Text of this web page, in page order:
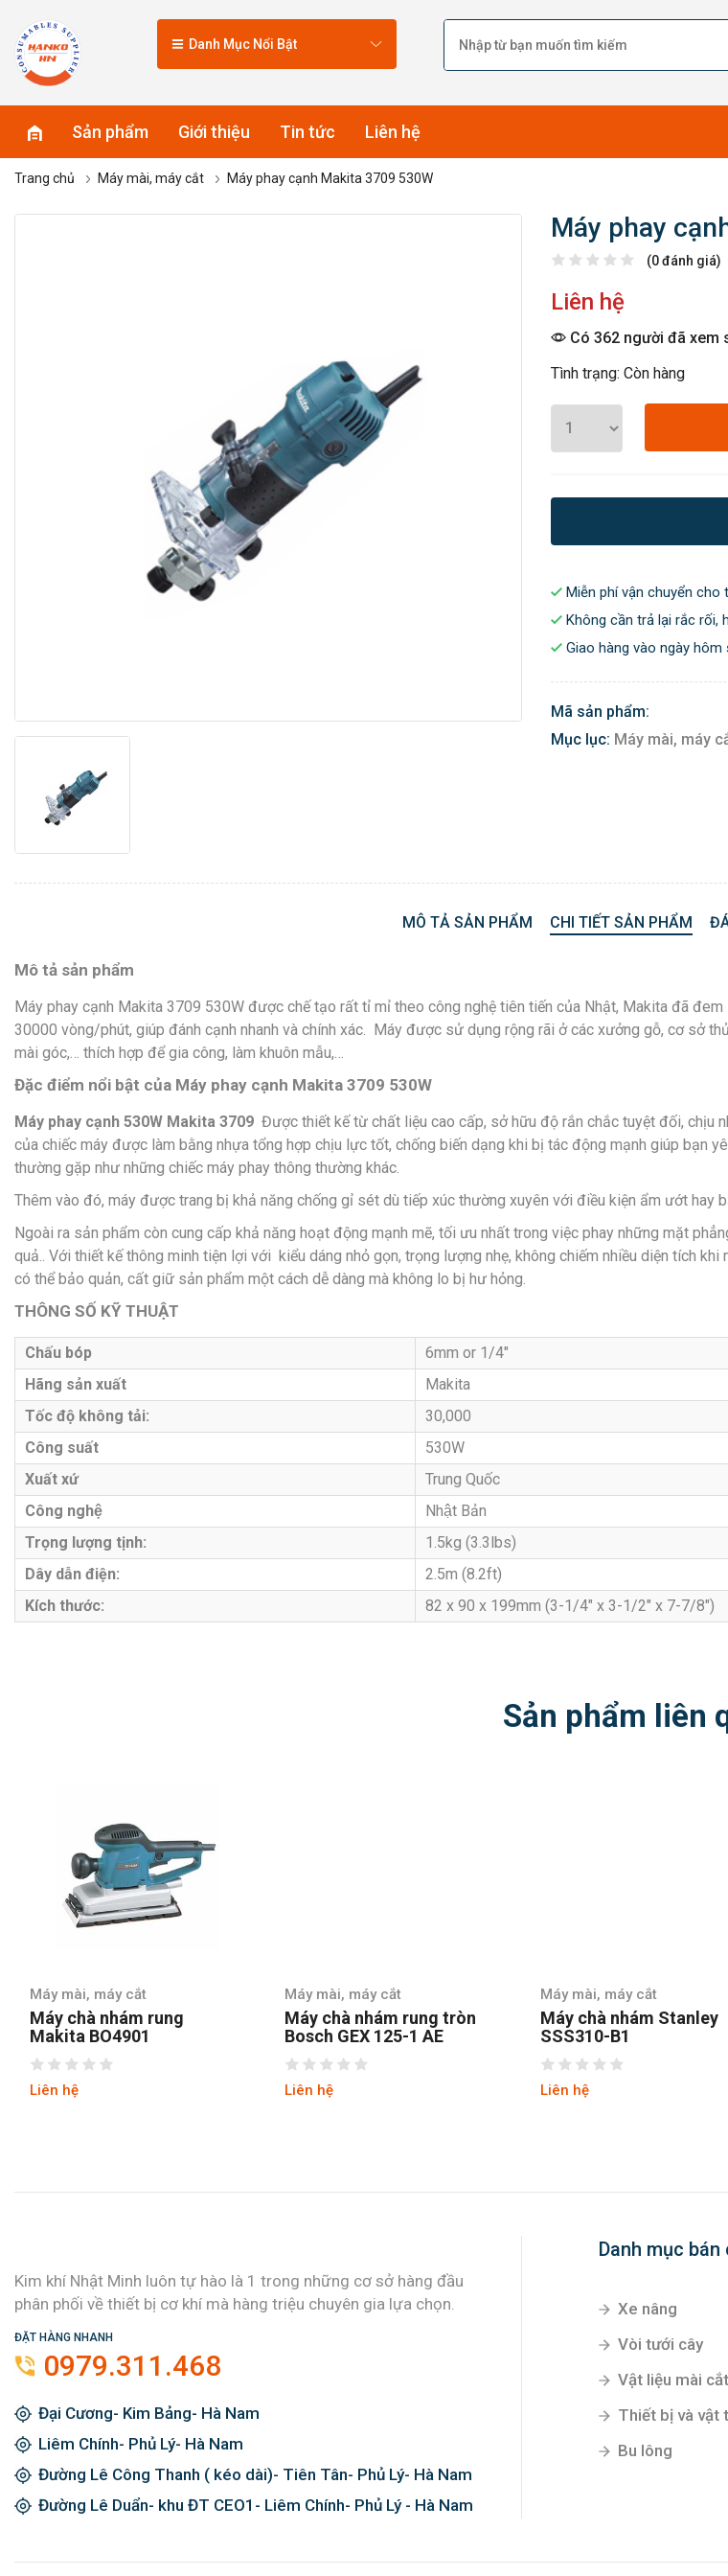
Danh Mục Nổi Bật
Sản phẩm Giới thiệu Tin tức Liên hệ
Trang chủ Máy mài, máy cắt Máy phay cạnh Makita 3709 530W
Máy phay
(0 đánh giá)
Liên hệ
Có 362 người đã xem
Tình trạng: Còn hàng
Miễn phí vận chuyển cho
Không cần trả lại rắc rối,
Giao hàng vào ngày
Mã sản phẩm:
Mục lục: Máy mài, máy
MÔ TẢ SẢN PHẨM CHI TIẾT SẢN PHẨM
Mô tả sản phẩm
Máy phay cạnh Makita 3709 530W được chế tạo rất tỉ mỉ theo công nghệ tiên tiến của Nhật, Makita đã
30000 vòng/phút, giúp đánh cạnh nhanh và chính xác. Máy được sử dụng rộng rãi ở các xưởng gỗ, cơ sở
mài góc,… thích hợp để gia công, làm khuôn mẫu,…
Đặc điểm nổi bật của Máy phay cạnh Makita 3709 530W
Máy phay cạnh 530W Makita 3709 Được thiết kế từ chất liệu cao cấp, sở hữu độ rắn chắc tuyệt đối, chịu
của chiếc máy được làm bằng nhựa tổng hợp chịu lực tốt, chống biến dạng khi bị tác động mạnh giúp bạn
thường gặp như những chiếc máy phay thông thường khác.
Thêm vào đó, máy được trang bị khả năng chống gỉ sét dù tiếp xúc thường xuyên với điều kiện ẩm ướt
Ngoài ra sản phẩm còn cung cấp khả năng hoạt động mạnh mẽ, tối ưu nhất trong việc phay những mặt
quả.. Với thiết kế thông minh tiện lợi với kiểu dáng nhỏ gọn, trọng lượng nhẹ, không chiếm nhiều diện tích
có thể bảo quản, cất giữ sản phẩm một cách dễ dàng mà không lo bị hư hỏng.
THÔNG SỐ KỸ THUẬT
Chấu bóp
6mm or 1/4″
Hãng sản xuất
Makita
Tốc độ không tải:
30,000
Công suất
530W
Xuất xứ
Trung Quốc
Công nghệ
Nhật Bản
Trọng lượng tịnh:
1.5kg (3.3lbs)
Dây dẫn điện:
2.5m (8.2ft)
Kích thước:
82 x 90 x 199mm (3-1/4″ x 3-1/2″ x 7-7/8″)
Sản phẩm liên
Máy mài, máy cắt
Máy chà nhám rung
Makita BO4901
Liên hệ
Máy mài, máy cắt
Máy chà nhám rung tròn
Bosch GEX 125-1 AE
Liên hệ
Máy mài, máy cắt
Máy chà nhám Stanley
SSS310-B1
Liên hệ
Kim khí Nhật Minh luôn tự hào là 1 trong những cơ sở hàng đầu
phân phối về thiết bị cơ khí mà hàng triệu chuyên gia lựa chọn.
0979.311.468
Liêm Chính- Phủ Lý- Hà Nam
Danh mục bán
Xe nâng
Vòi tưới cây
Vật liệu mài cắt
Thiết bị và vật
Bu lông